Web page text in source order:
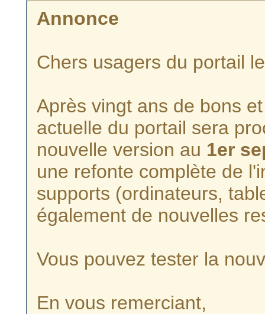
Annonce
Chers usagers du portail
Après vingt ans de bons
actuelle du portail sera
nouvelle version au 1er
une refonte complète de
supports (ordinateurs,
également de nouvelles
Vous pouvez tester la
En vous remerciant,